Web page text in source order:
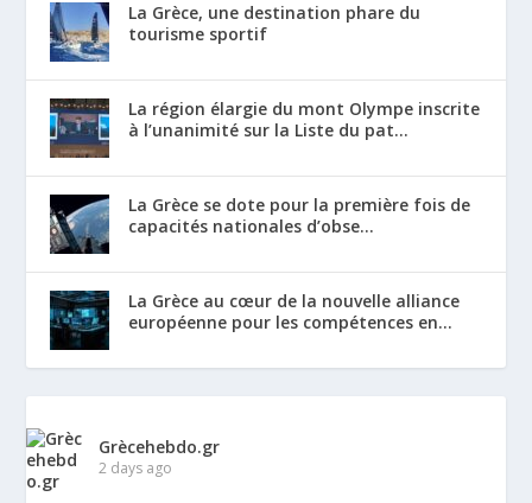
La Grèce, une destination phare du
tourisme sportif
La région élargie du mont Olympe inscrite
à l’unanimité sur la Liste du pat...
La Grèce se dote pour la première fois de
capacités nationales d’obse...
La Grèce au cœur de la nouvelle alliance
européenne pour les compétences en...
Grècehebdo.gr
2 days ago